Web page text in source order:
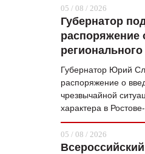
05 / 08 / 2026
Губернатор
распоряжение
Губернатор Юрий
распоряжение о
чрезвычайной
характера в
05 / 08 / 2026